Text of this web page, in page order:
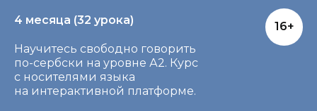
4 месяца (32 урока)
Научитесь свободно говорить
по-сербски на уровне А2. Курс
с носителями языка
на интерактивной платформе.
16+